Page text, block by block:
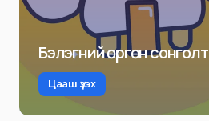
Бэлэгний өргөн сонголт
Цааш үзэх